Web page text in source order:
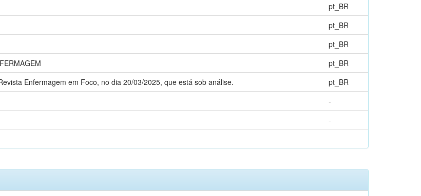
pt_BR
pt_BR
pt_BR
pt_BR
Enfermagem em Foco, no dia 20/03/2025, que está sob análise.
pt_BR
-
-